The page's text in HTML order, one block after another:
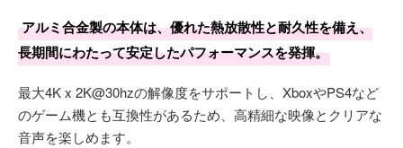
アルミ合金製の本体は、優れた熱放散性と耐久性を備え、
長期間にわたって安定したパフォーマンスを発揮。
最大4K x 2K@30hzの解像度をサポートし、XboxやPS4など
のゲーム機とも互換性があるため、高精細な映像とクリアな
音声を楽しめます。